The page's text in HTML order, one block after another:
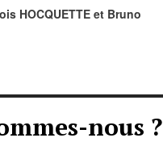
HOCQUETTE et Bruno
nous ?